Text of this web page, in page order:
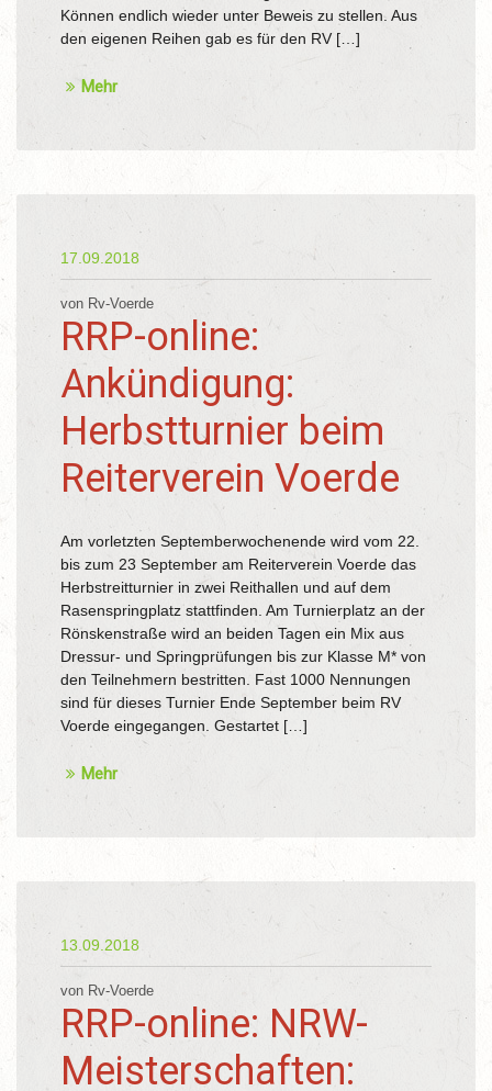
Können endlich wieder unter Beweis zu stellen. Aus
den eigenen Reihen gab es für den RV […]
Mehr
17.09.2018
von Rv-Voerde
RRP-online:
Ankündigung:
Herbstturnier beim
Reiterverein Voerde
Am vorletzten Septemberwochenende wird vom 22.
bis zum 23 September am Reiterverein Voerde das
Herbstreitturnier in zwei Reithallen und auf dem
Rasenspringplatz stattfinden. Am Turnierplatz an der
Rönskenstraße wird an beiden Tagen ein Mix aus
Dressur- und Springprüfungen bis zur Klasse M* von
den Teilnehmern bestritten. Fast 1000 Nennungen
sind für dieses Turnier Ende September beim RV
Voerde eingegangen. Gestartet […]
Mehr
13.09.2018
von Rv-Voerde
RRP-online: NRW-
Meisterschaften: